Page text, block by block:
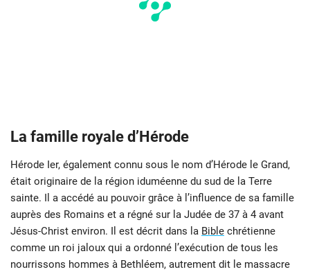
La famille royale d’Hérode
Hérode Ier, également connu sous le nom d’Hérode le Grand,
était originaire de la région iduméenne du sud de la Terre
sainte. Il a accédé au pouvoir grâce à l’influence de sa famille
auprès des Romains et a régné sur la Judée de 37 à 4 avant
Jésus-Christ environ. Il est décrit dans la Bible chrétienne
comme un roi jaloux qui a ordonné l’exécution de tous les
nourrissons hommes à Bethléem, autrement dit le massacre